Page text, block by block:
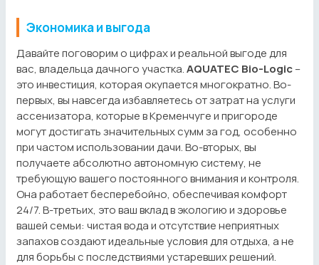
Экономика и выгода
Давайте поговорим о цифрах и реальной выгоде для
вас, владельца дачного участка.AQUATEC Bio-Logic–
это инвестиция, которая окупается многократно. Во-
первых, вы навсегда избавляетесь от затрат на услуги
ассенизатора, которые в Кременчуге и пригороде
могут достигать значительных сумм за год, особенно
при частом использовании дачи. Во-вторых, вы
получаете абсолютно автономную систему, не
требующую вашего постоянного внимания и контроля.
Она работает бесперебойно, обеспечивая комфорт
24/7. В-третьих, это ваш вклад в экологию и здоровье
вашей семьи: чистая вода и отсутствие неприятных
запахов создают идеальные условия для отдыха, а не
для борьбы с последствиями устаревших решений.